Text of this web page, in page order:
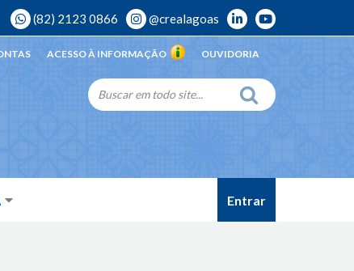
(82) 2123 0866 @crealagoas
OUVIDORIA
ACESSO À INFORMAÇÃO
Entrar